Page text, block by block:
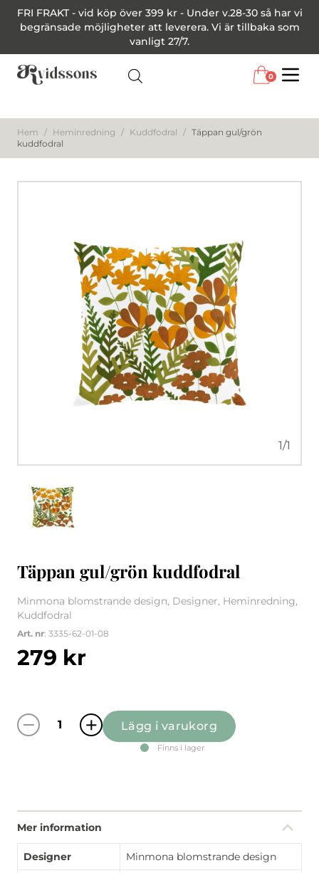
FRI FRAKT - vid köp över 399 kr - Under v.28-30 så har vi
begränsade möjligheter att leverera. Vi är tillbaka som
vanligt 27/7.
0
Hem / Heminredning / Kuddfodral / Täppan gul/grön
kuddfodral
1/1
Täppan gul/grön kuddfodral
Minmona blomstrande design, Designer, Heminredning,
Kuddfodral
Art. nr: 3335-62-01-08
279 kr
Täppan gul/grön kuddfodral mängd
Lägg i varukorg
Finns i lager
Mer information
Designer Minmona blomstrande design